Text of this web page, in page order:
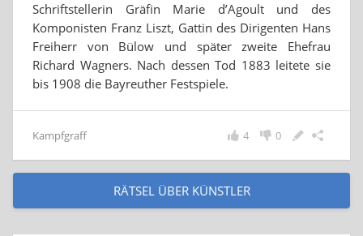
Schriftstellerin Gräfin Marie d’Agoult und des
Komponisten Franz Liszt, Gattin des Dirigenten Hans
Freiherr von Bülow und später zweite Ehefrau
Richard Wagners. Nach dessen Tod 1883 leitete sie
bis 1908 die Bayreuther Festspiele.
Kampfgraff 0
4
RÄTSEL ÜBER KÜNSTLER